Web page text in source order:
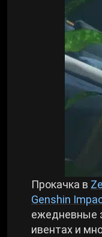
Crimson Desert
Zenless Zone
Kingdom
Wuthering
Roblox
Билды
Билды
Билды
Прокачка в
Genshin
ежедневные
ивентах и